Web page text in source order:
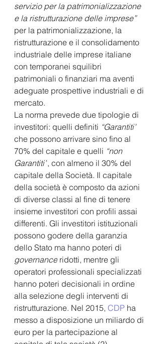
servizio per la patrimonializzazione
e la ristrutturazione delle imprese”
per la patrimonializzazione, la
ristrutturazione e il consolidamento
industriale delle imprese italiane
con temporanei squilibri
patrimoniali o finanziari ma aventi
adeguate prospettive industriali e di
mercato.
La norma prevede due tipologie di
investitori: quelli definiti “Garantiti”
che possono arrivare sino fino al
70% del capitale e quelli “non
Garantiti”, con almeno il 30% del
capitale della Società. Il capitale
della società è composto da azioni
di diverse classi al fine di tenere
insieme investitori con profili assai
differenti. Gli investitori istituzionali
possono godere della garanzia
dello Stato ma hanno poteri di
governance ridotti, mentre gli
operatori professionali specializzati
hanno poteri decisionali in ordine
alla selezione degli interventi di
ristrutturazione. Nel 2015, CDP ha
messo a disposizione un miliardo di
euro per la partecipazione al